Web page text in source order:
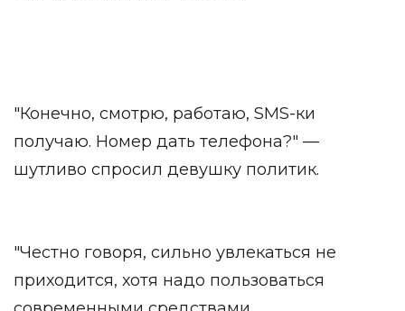
"Конечно, смотрю, работаю, SMS-ки
получаю. Номер дать телефона?" —
шутливо спросил девушку политик.
"Честно говоря, сильно увлекаться не
приходится, хотя надо пользоваться